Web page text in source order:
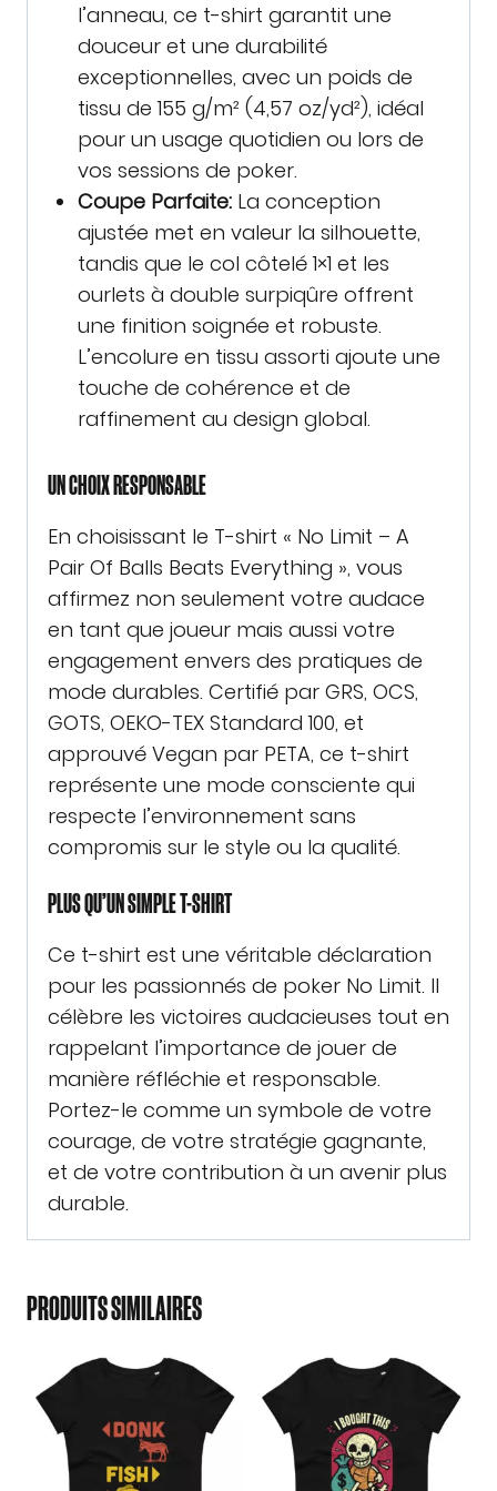
l’anneau, ce t-shirt garantit une
douceur et une durabilité
exceptionnelles, avec un poids de
tissu de 155 g/m² (4,57 oz/yd²), idéal
pour un usage quotidien ou lors de
vos sessions de poker.
Coupe Parfaite: La conception
ajustée met en valeur la silhouette,
tandis que le col côtelé 1×1 et les
ourlets à double surpiqûre offrent
une finition soignée et robuste.
L’encolure en tissu assorti ajoute une
touche de cohérence et de
raffinement au design global.
UN CHOIX RESPONSABLE
En choisissant le T-shirt « No Limit – A
Pair Of Balls Beats Everything », vous
affirmez non seulement votre audace
en tant que joueur mais aussi votre
engagement envers des pratiques de
mode durables. Certifié par GRS, OCS,
GOTS, OEKO-TEX Standard 100, et
approuvé Vegan par PETA, ce t-shirt
représente une mode consciente qui
respecte l’environnement sans
compromis sur le style ou la qualité.
PLUS QU’UN SIMPLE T-SHIRT
Ce t-shirt est une véritable déclaration
pour les passionnés de poker No Limit. Il
célèbre les victoires audacieuses tout en
rappelant l’importance de jouer de
manière réfléchie et responsable.
Portez-le comme un symbole de votre
courage, de votre stratégie gagnante,
et de votre contribution à un avenir plus
durable.
PRODUITS SIMILAIRES